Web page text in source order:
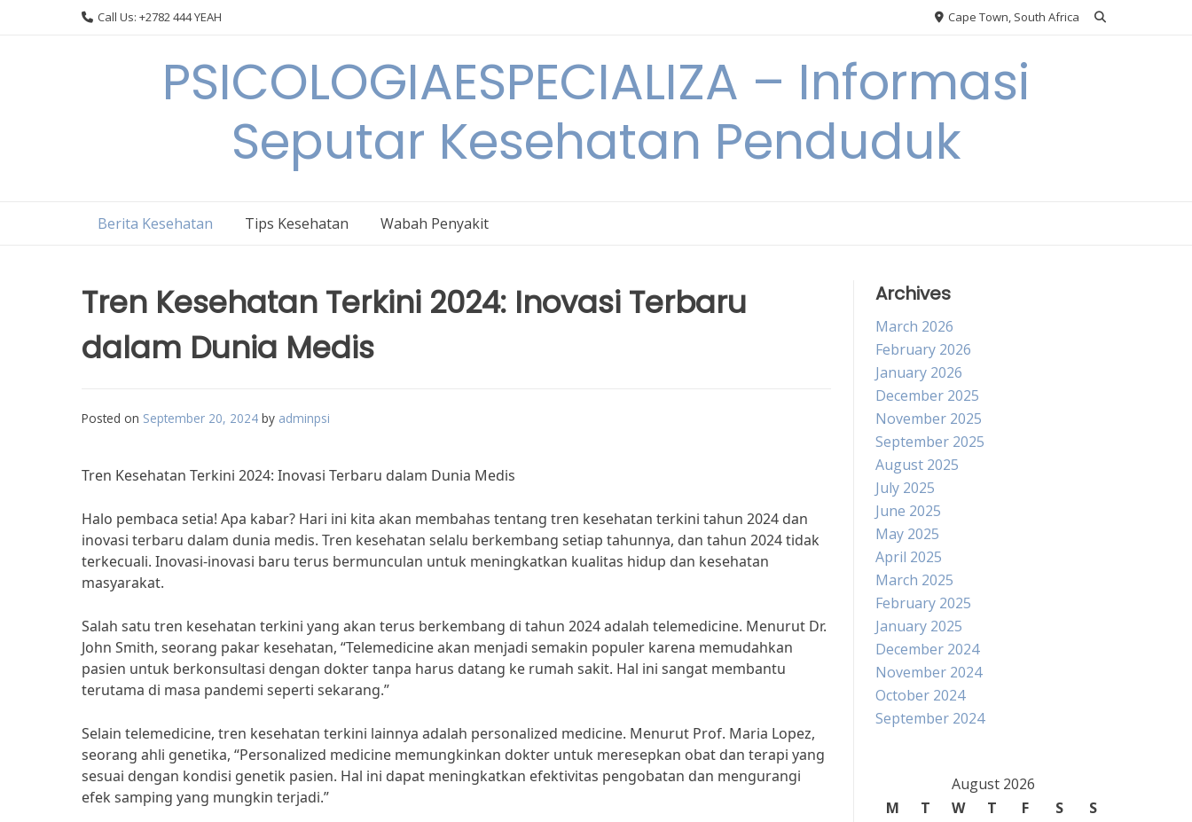
Call Us: +2782 444 YEAH Cape Town, South Africa
PSICOLOGIAESPECIALIZA – Informasi
Seputar Kesehatan Penduduk
Berita Kesehatan Tips Kesehatan Wabah Penyakit
Tren Kesehatan Terkini 2024: Inovasi Terbaru
dalam Dunia Medis
Posted on September 20, 2024 by adminpsi
Tren Kesehatan Terkini 2024: Inovasi Terbaru dalam Dunia Medis
Halo pembaca setia! Apa kabar? Hari ini kita akan membahas tentang tren kesehatan terkini tahun 2024 dan
inovasi terbaru dalam dunia medis. Tren kesehatan selalu berkembang setiap tahunnya, dan tahun 2024 tidak
terkecuali. Inovasi-inovasi baru terus bermunculan untuk meningkatkan kualitas hidup dan kesehatan
masyarakat.
Salah satu tren kesehatan terkini yang akan terus berkembang di tahun 2024 adalah telemedicine. Menurut Dr.
John Smith, seorang pakar kesehatan, “Telemedicine akan menjadi semakin populer karena memudahkan
pasien untuk berkonsultasi dengan dokter tanpa harus datang ke rumah sakit. Hal ini sangat membantu
terutama di masa pandemi seperti sekarang.”
Selain telemedicine, tren kesehatan terkini lainnya adalah personalized medicine. Menurut Prof. Maria Lopez,
seorang ahli genetika, “Personalized medicine memungkinkan dokter untuk meresepkan obat dan terapi yang
sesuai dengan kondisi genetik pasien. Hal ini dapat meningkatkan efektivitas pengobatan dan mengurangi
efek samping yang mungkin terjadi.”
Archives
March 2026
February 2026
January 2026
December 2025
November 2025
September 2025
August 2025
July 2025
June 2025
May 2025
April 2025
March 2025
February 2025
January 2025
December 2024
November 2024
October 2024
September 2024
August 2026
M
T W T F S
S